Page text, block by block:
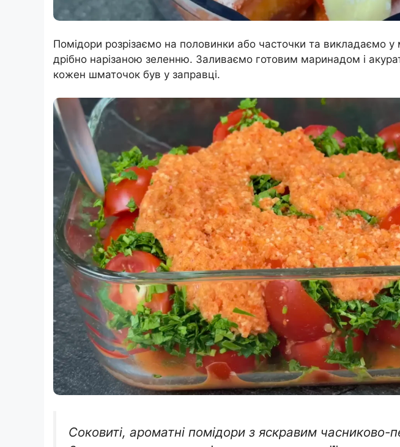
Помідори розрізаємо на половинки або часточки та викладаємо
дрібно нарізаною зеленню. Заливаємо готовим маринадом і
кожен шматочок був у заправці.
Соковиті, ароматні помідори з яскравим